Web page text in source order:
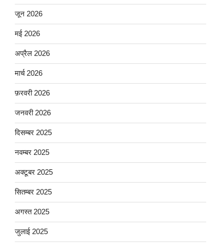
जून 2026
मई 2026
अप्रैल 2026
मार्च 2026
फ़रवरी 2026
जनवरी 2026
दिसम्बर 2025
नवम्बर 2025
अक्टूबर 2025
सितम्बर 2025
अगस्त 2025
जुलाई 2025